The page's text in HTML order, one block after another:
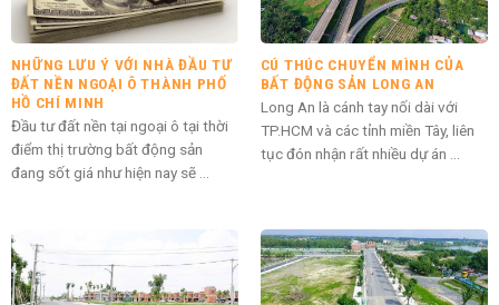
NHỮNG LƯU Ý VỚI NHÀ ĐẦU TƯ
ĐẤT NỀN NGOẠI Ô THÀNH PHỐ
HỒ CHÍ MINH
Đầu tư đất nền tại ngoại ô tại thời
điểm thị trường bất động sản
đang sốt giá như hiện nay sẽ ...
CÚ THÚC CHUYỂN MÌNH CỦA
BẤT ĐỘNG SẢN LONG AN
Long An là cánh tay nối dài với
TP.HCM và các tỉnh miền Tây, liên
tục đón nhận rất nhiều dự án ...